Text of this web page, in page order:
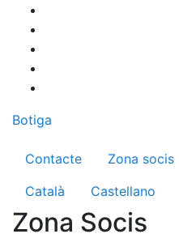
contingut
Botiga
Menú del
Contacte
Zona socis
Català
Castellano
Zona Socis